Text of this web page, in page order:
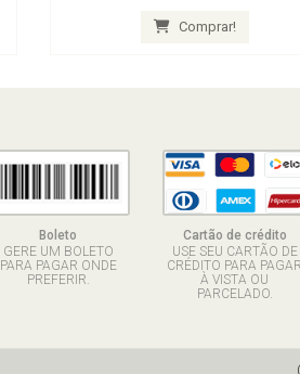
Comprar!
Boleto
GERE UM BOLETO
PARA PAGAR ONDE
PREFERIR.
Cartão de crédito
USE SEU CARTÃO DE
CRÉDITO PARA PAGAR
À VISTA OU
PARCELADO.